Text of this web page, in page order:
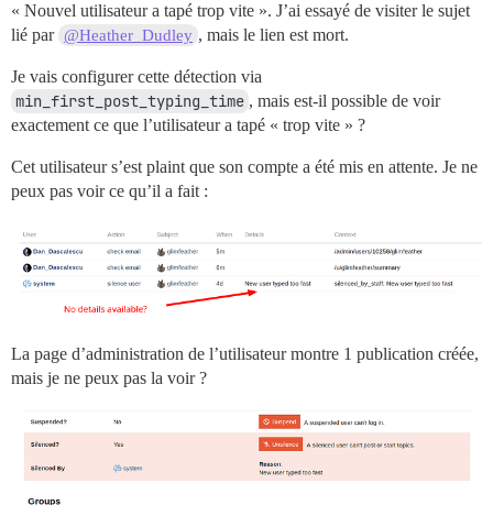
« Nouvel utilisateur a tapé trop vite ». J’ai essayé de visiter le sujet
lié par @Heather_Dudley , mais le lien est mort.
Je vais configurer cette détection via
min_first_post_typing_time , mais est-il possible de voir
exactement ce que l’utilisateur a tapé « trop vite » ?
Cet utilisateur s’est plaint que son compte a été mis en attente. Je ne
peux pas voir ce qu’il a fait :
La page d’administration de l’utilisateur montre 1 publication créée,
mais je ne peux pas la voir ?